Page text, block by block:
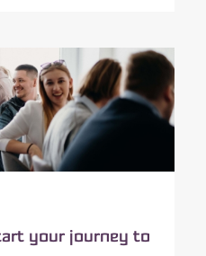
your journey to